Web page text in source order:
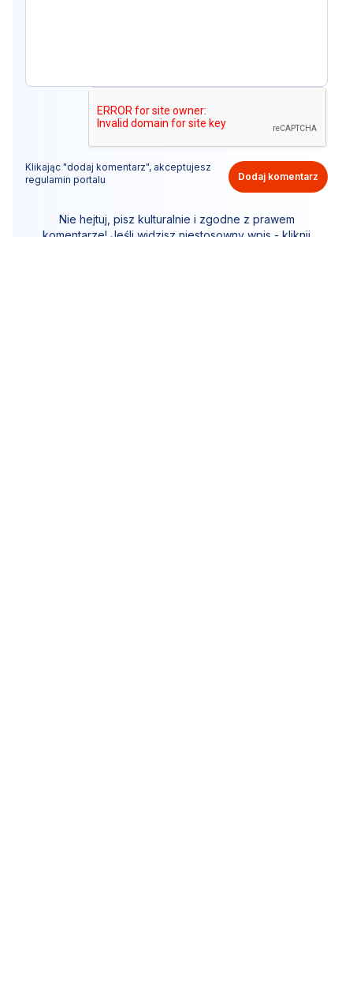
Klikając "dodaj komentarz", akceptujesz
regulamin portalu
Dodaj komentarz
Nie hejtuj, pisz kulturalnie i zgodne z prawem
komentarze! Jeśli widzisz niestosowny wpis - kliknij